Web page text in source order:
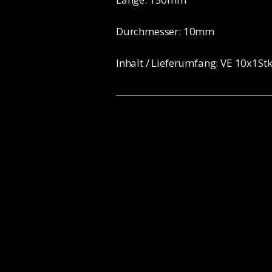
Durchmesser: 10mm
Inhalt / Lieferumfang: VE 10x1Stk